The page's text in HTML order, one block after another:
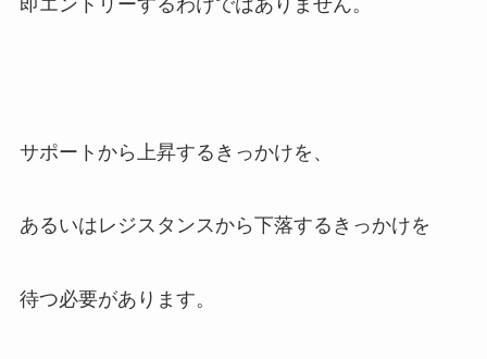
サポートから上昇するきっかけを、
あるいはレジスタンスから下落するきっかけを
待つ必要があります。